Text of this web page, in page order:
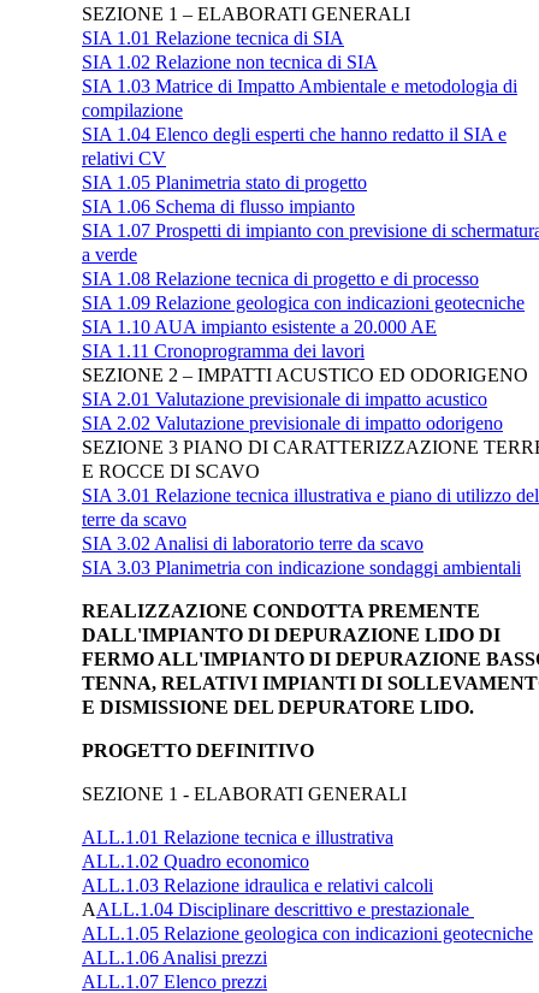
SEZIONE 1 – ELABORATI GENERALI
SIA 1.01 Relazione tecnica di SIA
SIA 1.02 Relazione non tecnica di SIA
SIA 1.03 Matrice di Impatto Ambientale e metodologia di
compilazione
SIA 1.04 Elenco degli esperti che hanno redatto il SIA e
relativi CV
SIA 1.05 Planimetria stato di progetto
SIA 1.06 Schema di flusso impianto
SIA 1.07 Prospetti di impianto con previsione di
a verde
SIA 1.08 Relazione tecnica di progetto e di processo
SIA 1.09 Relazione geologica con indicazioni geotecniche
SIA 1.10 AUA impianto esistente a 20.000 AE
SIA 1.11 Cronoprogramma dei lavori
SEZIONE 2 – IMPATTI ACUSTICO ED ODORIGENO
SIA 2.01 Valutazione previsionale di impatto acustico
SIA 2.02 Valutazione previsionale di impatto odorigeno
SEZIONE 3 PIANO DI CARATTERIZZAZIONE
E ROCCE DI SCAVO
SIA 3.01 Relazione tecnica illustrativa e piano di utilizzo
terre da scavo
SIA 3.02 Analisi di laboratorio terre da scavo
SIA 3.03 Planimetria con indicazione sondaggi ambientali
REALIZZAZIONE CONDOTTA PREMENTE
DALL'IMPIANTO DI DEPURAZIONE LIDO DI
FERMO ALL'IMPIANTO DI DEPURAZIONE
TENNA, RELATIVI IMPIANTI DI
E DISMISSIONE DEL DEPURATORE LIDO.
PROGETTO DEFINITIVO
SEZIONE 1 - ELABORATI GENERALI
ALL.1.01 Relazione tecnica e illustrativa
ALL.1.02 Quadro economico
ALL.1.03 Relazione idraulica e relativi calcoli
AALL.1.04 Disciplinare descrittivo e prestazionale
ALL.1.05 Relazione geologica con indicazioni geotecniche
ALL.1.06 Analisi prezzi
ALL.1.07 Elenco prezzi